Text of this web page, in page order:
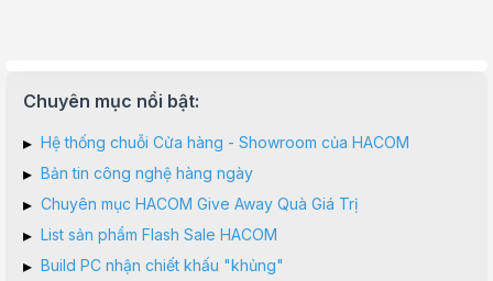
Chuyên mục nổi bật:
▸ Hệ thống chuỗi Cửa hàng - Showroom của HACOM
▸ Bản tin công nghệ hàng ngày
▸ Chuyên mục HACOM Give Away Quà Giá Trị
▸ List sản phẩm Flash Sale HACOM
▸ Build PC nhận chiết khấu "khủng"